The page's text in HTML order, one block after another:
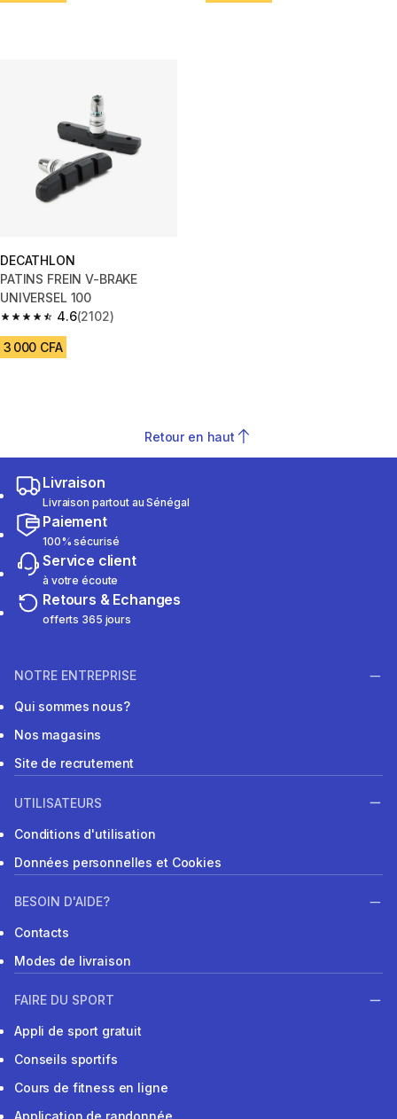
DECATHLON
PATINS FREIN V-BRAKE
UNIVERSEL 100
4.6
4.6 out of 5 stars from 2102 reviews
(2102)
3 000 CFA
Retour en haut
Livraison
Livraison partout au Sénégal
Paiement
100% sécurisé
Service client
à votre écoute
Retours & Echanges
offerts 365 jours
NOTRE ENTREPRISE
Qui sommes nous?
Nos magasins
Site de recrutement
UTILISATEURS
Conditions d'utilisation
Données personnelles et Cookies
BESOIN D'AIDE?
Contacts
Modes de livraison
FAIRE DU SPORT
Appli de sport gratuit
Conseils sportifs
Cours de fitness en ligne